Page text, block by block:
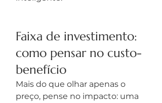
Faixa de investimento:
como pensar no custo-
benefício
Mais do que olhar apenas o
preço, pense no impacto: uma